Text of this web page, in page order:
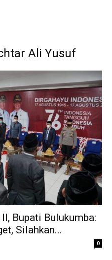
Ali Yusuf
Bupati Bulukumba:
Silahkan...
0